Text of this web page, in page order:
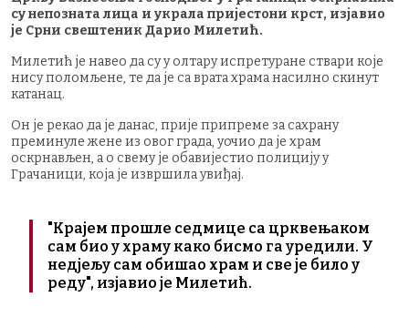
су непозната лица и украла пријестони крст, изјавио
је Срни свештеник Дарио Милетић.
Милетић је навео да су у олтару испретуране ствари које
нису поломљене, те да је са врата храма насилно скинут
катанац.
Он је рекао да је данас, прије припреме за сахрану
преминуле жене из овог града, уочио да је храм
оскрнављен, а о свему је обавијестио полицију у
Грачаници, која је извршила увиђај.
"Крајем прошле седмице са црквењаком
сам био у храму како бисмо га уредили. У
нед‌јељу сам обишао храм и све је било у
реду", изјавио је Милетић.